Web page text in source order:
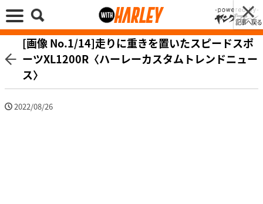
記事へ戻る
[画像 No.1/14]走りに重きを置いたスピードスポ
ーツXL1200R〈ハーレーカスタムトレンドニュー
ス〉
2022/08/26